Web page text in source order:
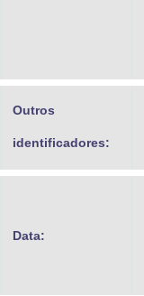
Outros
identificadores:
Data: